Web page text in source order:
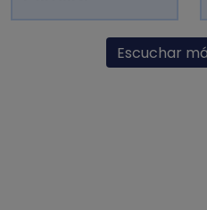
Escuchar